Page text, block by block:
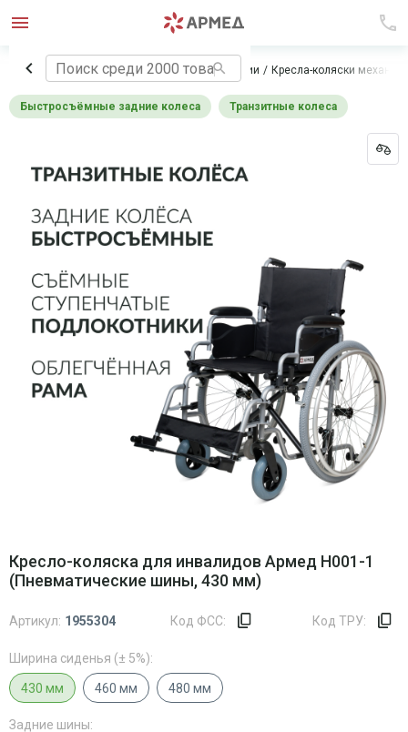
Главная Технические средства реабилитации Кресла-коляски
Быстросъёмные задние колеса Транзитные колеса
Кресло-коляска для инвалидов Армед H001-1
(Пневматические шины, 430 мм)
Артикул: 1955304 Код ФСС: Код ТРУ:
Ширина сиденья (± 5%):
430 мм 460 мм 480 мм
Задние шины: